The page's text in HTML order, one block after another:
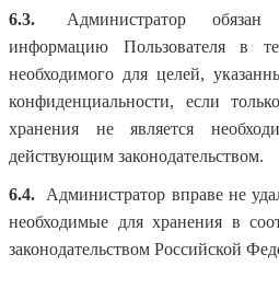
6.3.
Администратор обязан
информацию Пользователя в
необходимого для целей,
конфиденциальности, если
хранения не является
действующим законодательством.
6.4.
Администратор вправе не
необходимые для хранения в
законодательством Российской